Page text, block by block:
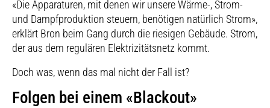
«Die Apparaturen, mit denen wir unsere Wärme-, Strom-
und Dampfproduktion steuern, benötigen natürlich Strom»,
erklärt Bron beim Gang durch die riesigen Gebäude. Strom,
der aus dem regulären Elektrizitätsnetz kommt.
Doch was, wenn das mal nicht der Fall ist?
Folgen bei einem «Blackout»